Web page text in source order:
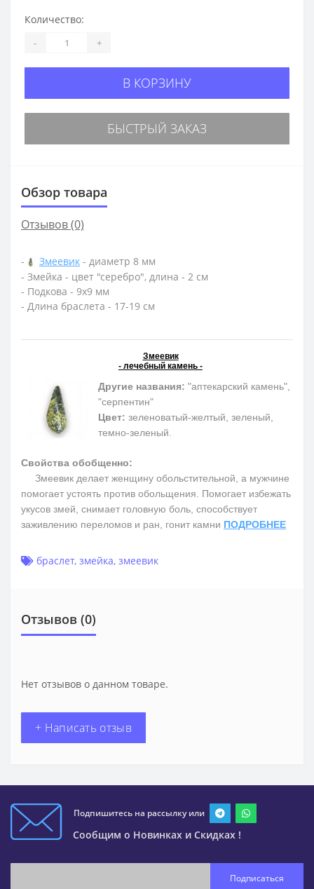
Количество:
- +
В КОРЗИНУ
БЫСТРЫЙ ЗАКАЗ
Обзор товара
Отзывов (0)
- Змеевик - диаметр 8 мм
- Змейка - цвет "серебро", длина - 2 см
- Подкова - 9х9 мм
- Длина браслета - 17-19 см
Змеевик
- лечебный камень -
Другие названия: "аптекарский камень",
"серпентин"
Цвет: зеленоватый-желтый, зеленый,
темно-зеленый.
Свойства обобщенно:
Змеевик делает женщину обольстительной, а мужчине
помогает устоять против обольщения. Помогает избежать
укусов змей, снимает головную боль, способствует
заживлению переломов и ран, гонит камни ПОДРОБНЕЕ
браслет, змейка, змеевик
Отзывов (0)
Нет отзывов о данном товаре.
+ Написать отзыв
Подпишитесь на рассылку или
Сообщим о Новинках и Скидках !
Подписаться